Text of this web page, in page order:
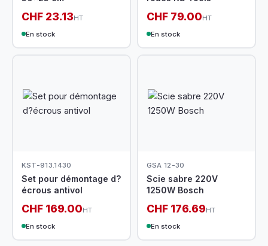
CHF 23.13HT
En stock
CHF 79.00HT
En stock
KST-913.1430
Set pour démontage d?
écrous antivol
CHF 169.00HT
En stock
GSA 12-30
Scie sabre 220V
1250W Bosch
CHF 176.69HT
En stock